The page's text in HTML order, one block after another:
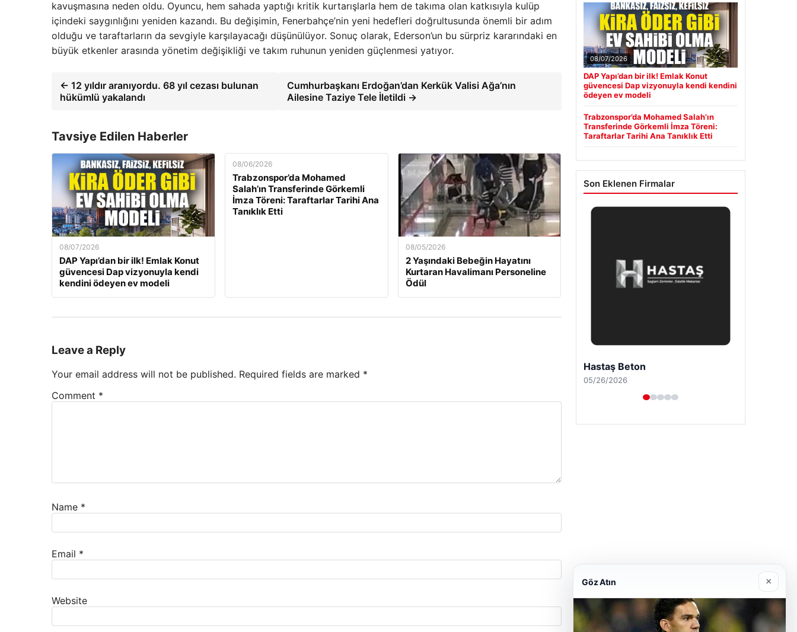
kavuşmasına neden oldu. Oyuncu, hem sahada yaptığı kritik kurtarışlarla hem de takıma olan katkısıyla kulüp
içindeki saygınlığını yeniden kazandı. Bu değişimin, Fenerbahçe’nin yeni hedefleri doğrultusunda önemli bir adım
olduğu ve taraftarların da sevgiyle karşılayacağı düşünülüyor. Sonuç olarak, Ederson’un bu sürpriz kararındaki en
büyük etkenler arasında yönetim değişikliği ve takım ruhunun yeniden güçlenmesi yatıyor.
← 12 yıldır aranıyordu. 68 yıl cezası bulunan
hükümlü yakalandı
Cumhurbaşkanı Erdoğan’dan Kerkük Valisi Ağa’nın
Ailesine Taziye Tele İletildi →
Tavsiye Edilen Haberler
08/07/2026
DAP Yapı’dan bir ilk! Emlak Konut
güvencesi Dap vizyonuyla kendi
kendini ödeyen ev modeli
08/06/2026
Trabzonspor’da Mohamed
Salah’ın Transferinde Görkemli
İmza Töreni: Taraftarlar Tarihi Ana
Tanıklık Etti
08/05/2026
2 Yaşındaki Bebeğin Hayatını
Kurtaran Havalimanı Personeline
Ödül
Leave a Reply
Your email address will not be published. Required fields are marked *
Comment *
Name *
Email *
Website
08/07/2026
DAP Yapı’dan bir ilk! Emlak Konut
güvencesi Dap vizyonuyla kendi kendini
ödeyen ev modeli
Trabzonspor’da Mohamed Salah’ın
Transferinde Görkemli İmza Töreni:
Taraftarlar Tarihi Ana Tanıklık Etti
Son Eklenen Firmalar
Prenses Night Club
04/29/2026
Göz Atın ×